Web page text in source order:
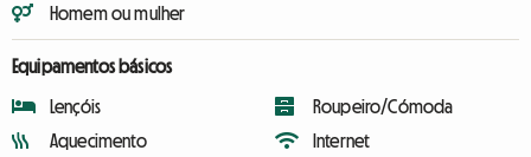
Homem ou mulher
Equipamentos básicos
Lençóis
Aquecimento
Roupeiro/Cómoda
Internet